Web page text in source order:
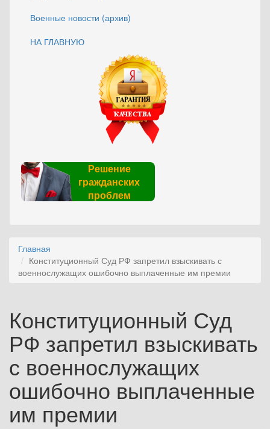
Военные новости (архив)
НА ГЛАВНУЮ
Решение
гражданских
проблем
Главная
Конституционный Суд РФ запретил взыскивать с
военнослужащих ошибочно выплаченные им премии
Конституционный Суд
РФ запретил взыскивать
с военнослужащих
ошибочно выплаченные
им премии